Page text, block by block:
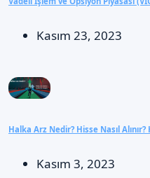
Kasım 23, 2023
Halka Arz Nedir? Hisse Nasıl
Kasım 3, 2023